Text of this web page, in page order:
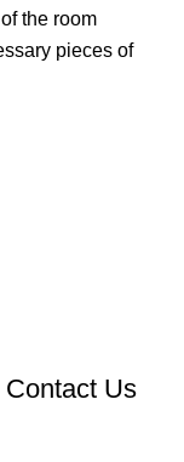
the room
pieces of
Us